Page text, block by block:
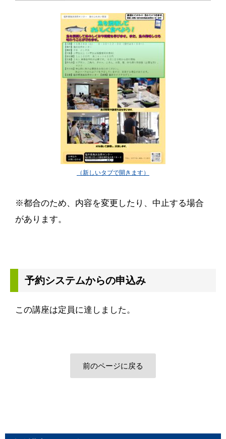
※都合のため、内容を変更したり、中止する場合
があります。
予約システムからの申込み
この講座は定員に達しました。
前のページに戻る